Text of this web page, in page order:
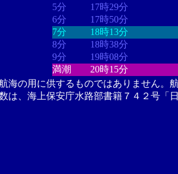
5分
17時29分
6分
17時50分
7分
18時13分
8分
18時38分
9分
19時08分
満潮
20時15分
海の用に供するものではありません。
は、海上保安庁水路部書籍７４２号「